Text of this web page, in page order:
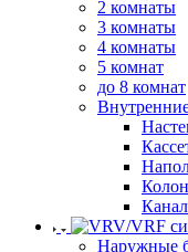
2 комнаты
3 комнаты
4 комнаты
5 комнат
до 8 комнат
Наружные